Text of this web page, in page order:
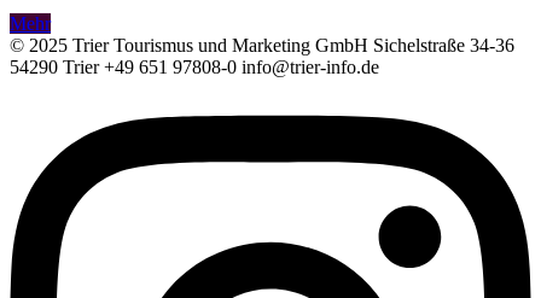
Mehr
© 2025 Trier Tourismus und Marketing GmbH Sichelstraße 34-36
54290 Trier +49 651 97808-0 info@trier-info.de